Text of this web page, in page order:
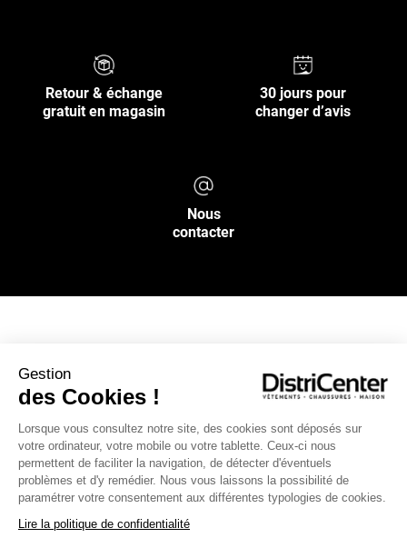
Gestion
des Cookies !
Lorsque vous consultez notre site, des cookies sont déposés sur
votre ordinateur, votre mobile ou votre tablette. Ceux-ci nous
permettent de faciliter la navigation, de détecter d'éventuels
problèmes et d'y remédier. Nous vous laissons la possibilité de
paramétrer votre consentement aux différentes typologies de cookies.
Lire la politique de confidentialité
Retour & échange
gratuit en magasin
30 jours pour
changer d’avis
Nous
contacter
INFOS PRATIQUES
L’ENSEIGNE DISTRICENTER
Suivez-nous